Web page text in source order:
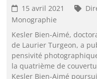
15 avril 2021
Monographie
Kesler Bien-Aimé,
de Laurier Turgeon, a
pensivité
la quatrième de
Kesler Bien-Aimé